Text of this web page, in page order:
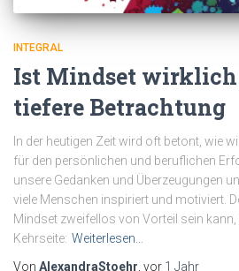
INTEGRAL
Ist Mindset wirklich
tiefere Betrachtung
In der heutigen Zeit wird oft betont, wie
für den persönlichen und beruflichen
unsere Gedanken und Überzeugungen
viele Menschen inspiriert und motiviert.
Mindset zweifellos von Vorteil sein
Kehrseite: Weiterlesen…
Von AlexandraStoehr , vor 1 Jahr